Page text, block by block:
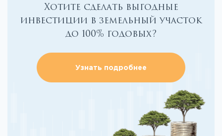
Хотите сделать выгодные
инвестиции в земельный участок
до 100% годовых?
Узнать подробнее